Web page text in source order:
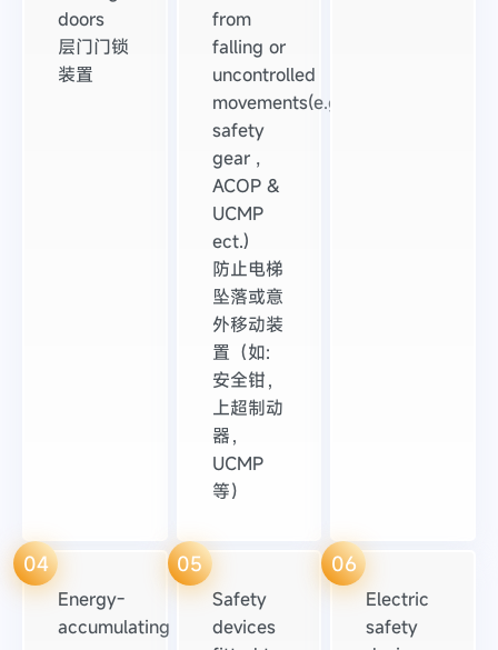
doors
层门门锁
装置
from
falling or
uncontrolled
movements(e.g.
safety
gear ,
ACOP &
UCMP
ect.)
防止电梯
坠落或意
外移动装
置（如:
安全钳，
上超制动
器，
UCMP
等）
04
Energy-
accumulating
05
Safety
devices
06
Electric
safety